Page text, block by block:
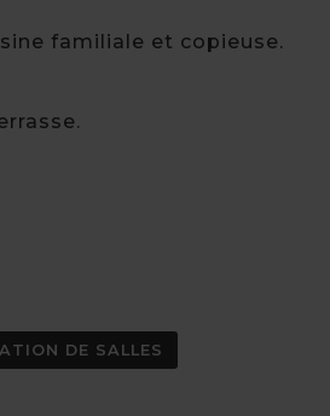
familiale et copieuse.
DE SALLES